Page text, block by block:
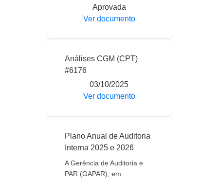
Aprovada
Ver documento
Análises CGM (CPT)
#6176
03/10/2025
Ver documento
Plano Anual de Auditoria
Interna 2025 e 2026
A Gerência de Auditoria e
PAR (GAPAR), em